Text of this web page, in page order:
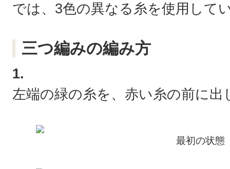
では、3色の異なる糸を使用して
三つ編みの編み方
1.
左端の緑の糸を、赤い糸の前に出
最初の状態